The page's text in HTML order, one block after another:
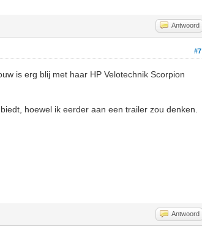
Antwoord
#7
is erg blij met haar HP Velotechnik Scorpion
hoewel ik eerder aan een trailer zou denken.
Antwoord